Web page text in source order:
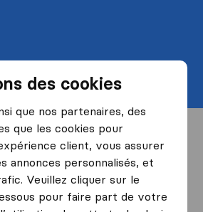
des cookies
que nos partenaires, des
que les cookies pour
client, vous assurer
annonces personnalisés, et
Veuillez cliquer sur le
pour faire part de votre
depuis 2004
fait partie de Sirelo
nous?
est une plate-forme
qui a pour but de conseiller